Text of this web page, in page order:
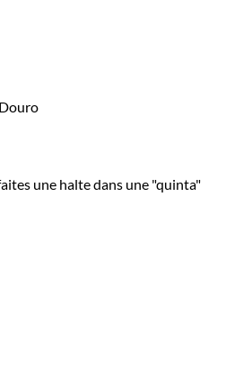
une halte dans une "quinta"